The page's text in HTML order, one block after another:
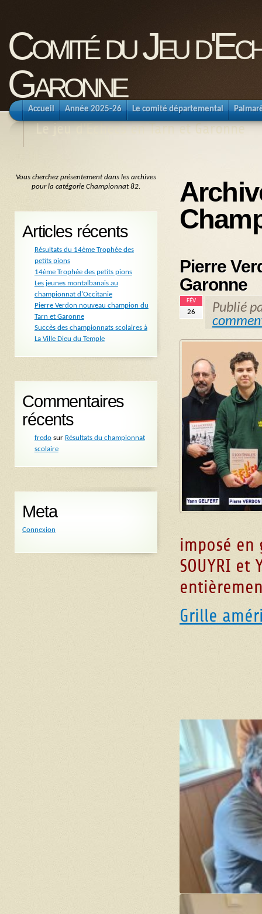
Comité du Jeu
Garonne
Le jeu d'Echecs en Tarn et Garonne
Accueil Année 2025-26 Le comité départemental
Pierre
Garonne
FÉV
26
Publié
imposé en
SOUYRI et
Grille
Vous cherchez présentement dans les archives
pour la catégorie Championnat 82.
Articles récents
Résultats du 14ème Trophée des
petits pions
14ème Trophée des petits pions
Les jeunes montalbanais au
championnat d’Occitanie
Pierre Verdon nouveau champion du
Tarn et Garonne
Succès des championnats scolaires à
La Ville Dieu du Temple
Commentaires
récents
fredosur Résultats du championnat
scolaire
Meta
Connexion